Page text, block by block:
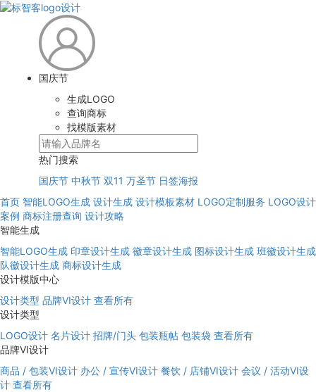
国庆节
生成LOGO
查询商标
找模版素材
热门搜索
国庆节 中秋节 双11 万圣节 日签海报
首页 智能LOGO生成 设计生成 设计模板素材 LOGO定制服务 LOGO设计
案例 商标注册查询 设计攻略
智能生成
智能LOGO生成 印章设计生成 徽章设计生成 图标设计生成 班徽设计生成
队徽设计生成 商标设计生成
设计模版中心
设计类型 品牌VI设计 查看所有
设计类型
LOGO设计 名片设计 招牌/门头 包装瓶帖 包装袋 查看所有
品牌VI设计
商品 / 包装VI设计 办公 / 宣传VI设计 餐饮 / 店铺VI设计 会议 / 活动VI设
计 查看所有